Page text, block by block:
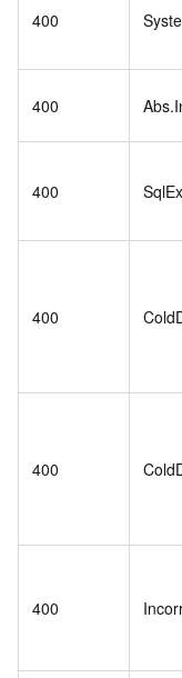
400
400
400
400
400
400